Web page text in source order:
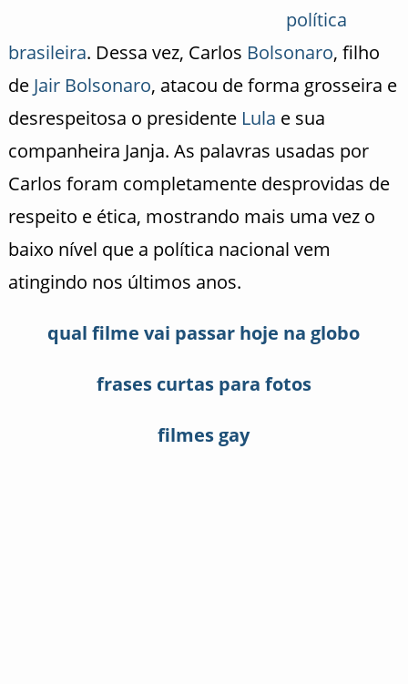
política
brasileira. Dessa vez, Carlos Bolsonaro, filho
de Jair Bolsonaro, atacou de forma grosseira e
desrespeitosa o presidente Lula e sua
companheira Janja. As palavras usadas por
Carlos foram completamente desprovidas de
respeito e ética, mostrando mais uma vez o
baixo nível que a política nacional vem
atingindo nos últimos anos.
qual filme vai passar hoje na globo
frases curtas para fotos
filmes gay